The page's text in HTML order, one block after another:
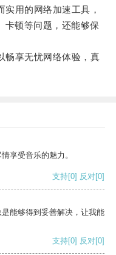
用的网络加速工具，
卡顿等问题，还能够保
享无忧网络体验，真
享受音乐的魅力。
支持[0] 反对[0]
能够得到妥善解决，让我能
支持[0] 反对[0]